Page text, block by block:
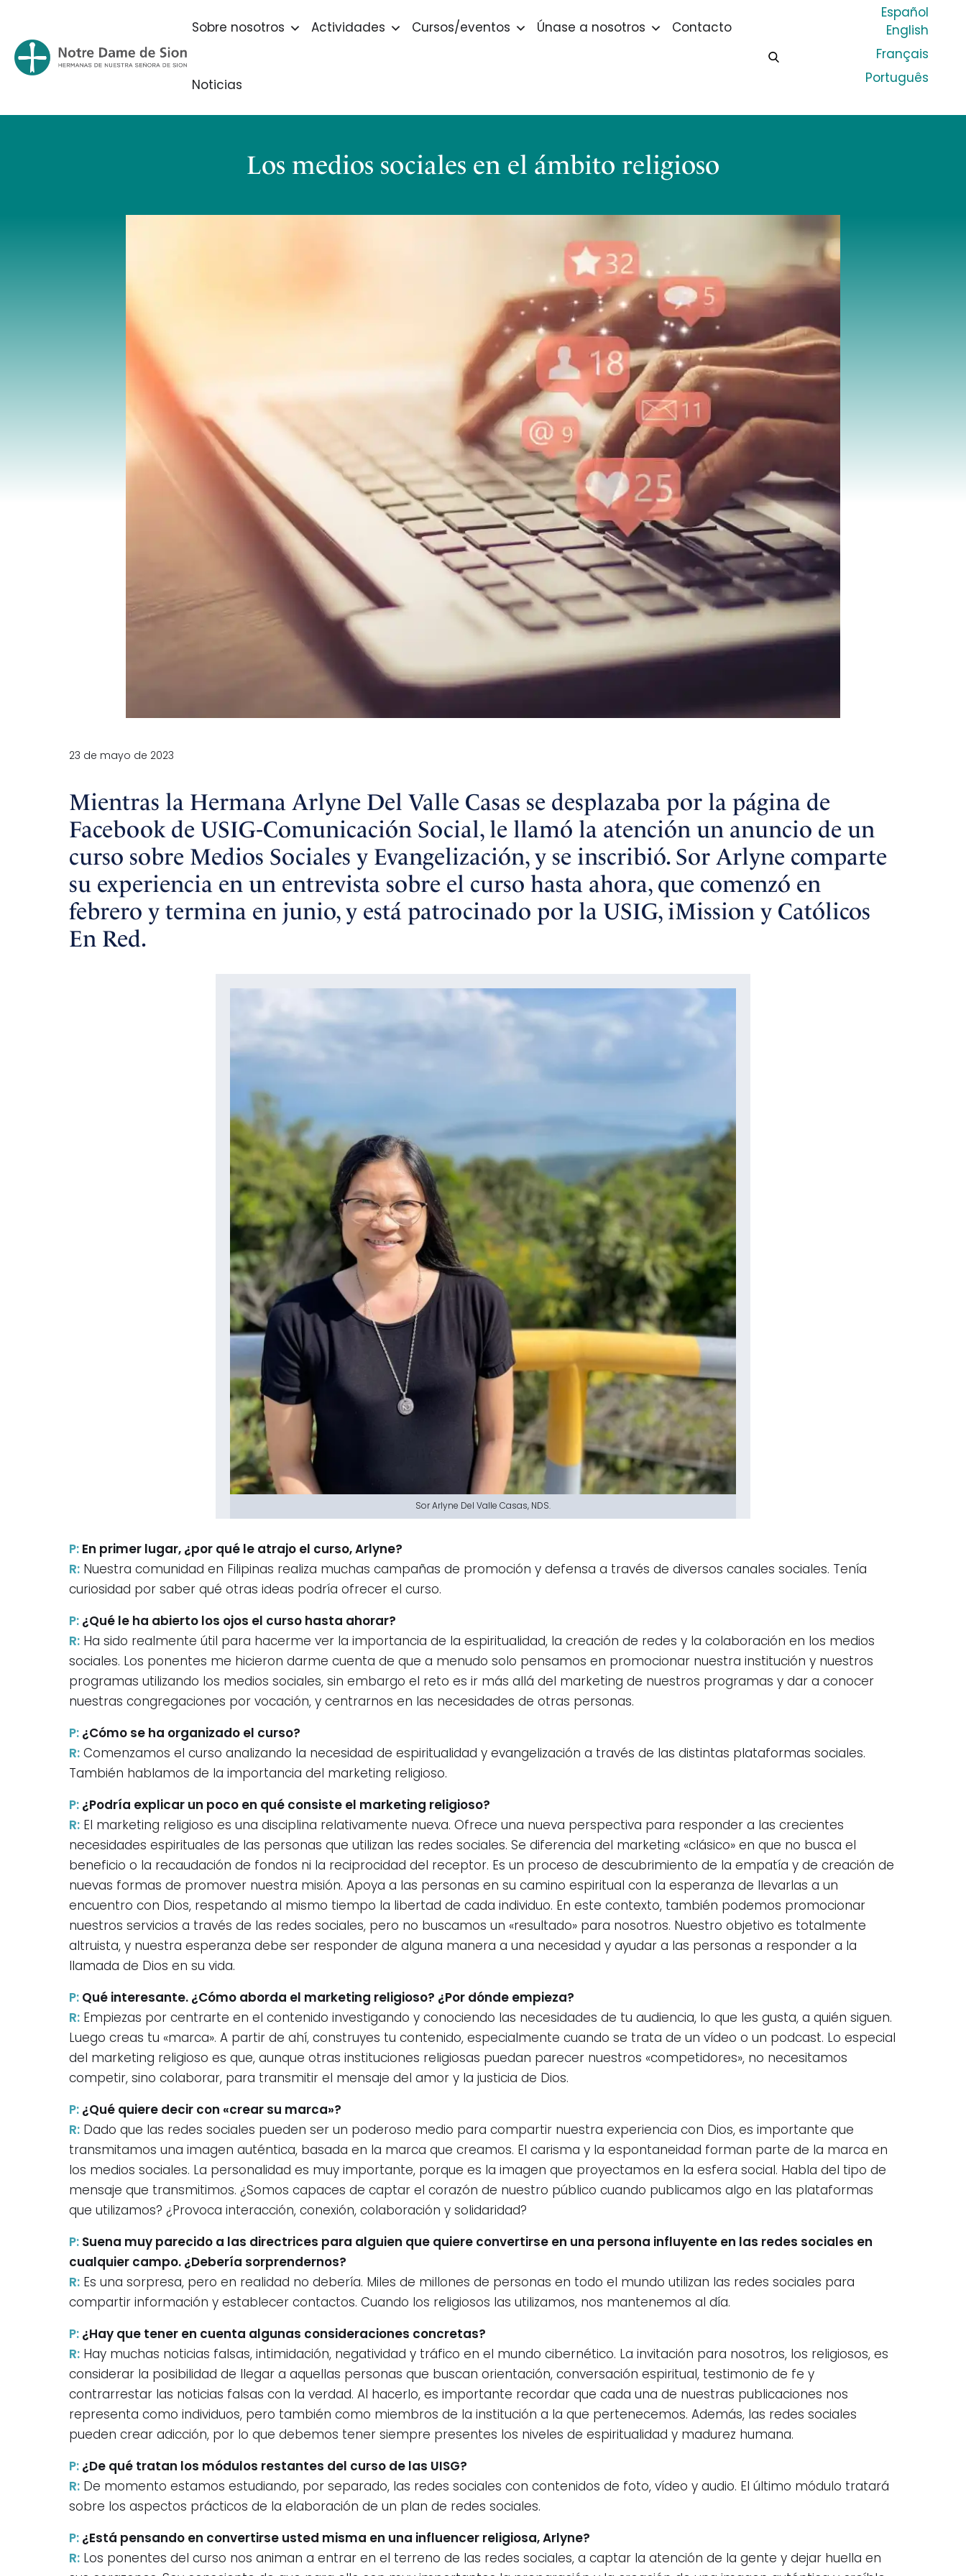
Sobre nosotros Actividades Cursos/eventos Únase a nosotros Contacto
Noticias
Español
English
Français
Português
Los medios sociales en el ámbito religioso
23 de mayo de 2023
Mientras la Hermana Arlyne Del Valle Casas se desplazaba por la página de
Facebook de USIG-Comunicación Social, le llamó la atención un anuncio de un
curso sobre Medios Sociales y Evangelización, y se inscribió. Sor Arlyne comparte
su experiencia en un entrevista sobre el curso hasta ahora, que comenzó en
febrero y termina en junio, y está patrocinado por la USIG, iMission y Católicos
En Red.
Sor Arlyne Del Valle Casas, NDS.
P: En primer lugar, ¿por qué le atrajo el curso, Arlyne?
R: Nuestra comunidad en Filipinas realiza muchas campañas de promoción y defensa a través de diversos canales sociales. Tenía
curiosidad por saber qué otras ideas podría ofrecer el curso.
P: ¿Qué le ha abierto los ojos el curso hasta ahorar?
R: Ha sido realmente útil para hacerme ver la importancia de la espiritualidad, la creación de redes y la colaboración en los medios
sociales. Los ponentes me hicieron darme cuenta de que a menudo solo pensamos en promocionar nuestra institución y nuestros
programas utilizando los medios sociales, sin embargo el reto es ir más allá del marketing de nuestros programas y dar a conocer
nuestras congregaciones por vocación, y centrarnos en las necesidades de otras personas.
P: ¿Cómo se ha organizado el curso?
R: Comenzamos el curso analizando la necesidad de espiritualidad y evangelización a través de las distintas plataformas sociales.
También hablamos de la importancia del marketing religioso.
P: ¿Podría explicar un poco en qué consiste el marketing religioso?
R: El marketing religioso es una disciplina relativamente nueva. Ofrece una nueva perspectiva para responder a las crecientes
necesidades espirituales de las personas que utilizan las redes sociales. Se diferencia del marketing «clásico» en que no busca el
beneficio o la recaudación de fondos ni la reciprocidad del receptor. Es un proceso de descubrimiento de la empatía y de creación de
nuevas formas de promover nuestra misión. Apoya a las personas en su camino espiritual con la esperanza de llevarlas a un
encuentro con Dios, respetando al mismo tiempo la libertad de cada individuo. En este contexto, también podemos promocionar
nuestros servicios a través de las redes sociales, pero no buscamos un «resultado» para nosotros. Nuestro objetivo es totalmente
altruista, y nuestra esperanza debe ser responder de alguna manera a una necesidad y ayudar a las personas a responder a la
llamada de Dios en su vida.
P: Qué interesante. ¿Cómo aborda el marketing religioso? ¿Por dónde empieza?
R: Empiezas por centrarte en el contenido investigando y conociendo las necesidades de tu audiencia, lo que les gusta, a quién siguen.
Luego creas tu «marca». A partir de ahí, construyes tu contenido, especialmente cuando se trata de un vídeo o un podcast. Lo especial
del marketing religioso es que, aunque otras instituciones religiosas puedan parecer nuestros «competidores», no necesitamos
competir, sino colaborar, para transmitir el mensaje del amor y la justicia de Dios.
P: ¿Qué quiere decir con «crear su marca»?
R: Dado que las redes sociales pueden ser un poderoso medio para compartir nuestra experiencia con Dios, es importante que
transmitamos una imagen auténtica, basada en la marca que creamos. El carisma y la espontaneidad forman parte de la marca en
los medios sociales. La personalidad es muy importante, porque es la imagen que proyectamos en la esfera social. Habla del tipo de
mensaje que transmitimos. ¿Somos capaces de captar el corazón de nuestro público cuando publicamos algo en las plataformas
que utilizamos? ¿Provoca interacción, conexión, colaboración y solidaridad?
P: Suena muy parecido a las directrices para alguien que quiere convertirse en una persona influyente en las redes sociales en
cualquier campo. ¿Debería sorprendernos?
R: Es una sorpresa, pero en realidad no debería. Miles de millones de personas en todo el mundo utilizan las redes sociales para
compartir información y establecer contactos. Cuando los religiosos las utilizamos, nos mantenemos al día.
P: ¿Hay que tener en cuenta algunas consideraciones concretas?
R: Hay muchas noticias falsas, intimidación, negatividad y tráfico en el mundo cibernético. La invitación para nosotros, los religiosos, es
considerar la posibilidad de llegar a aquellas personas que buscan orientación, conversación espiritual, testimonio de fe y
contrarrestar las noticias falsas con la verdad. Al hacerlo, es importante recordar que cada una de nuestras publicaciones nos
representa como individuos, pero también como miembros de la institución a la que pertenecemos. Además, las redes sociales
pueden crear adicción, por lo que debemos tener siempre presentes los niveles de espiritualidad y madurez humana.
P: ¿De qué tratan los módulos restantes del curso de las UISG?
R: De momento estamos estudiando, por separado, las redes sociales con contenidos de foto, vídeo y audio. El último módulo tratará
sobre los aspectos prácticos de la elaboración de un plan de redes sociales.
P: ¿Está pensando en convertirse usted misma en una influencer religiosa, Arlyne?
R: Los ponentes del curso nos animan a entrar en el terreno de las redes sociales, a captar la atención de la gente y dejar huella en